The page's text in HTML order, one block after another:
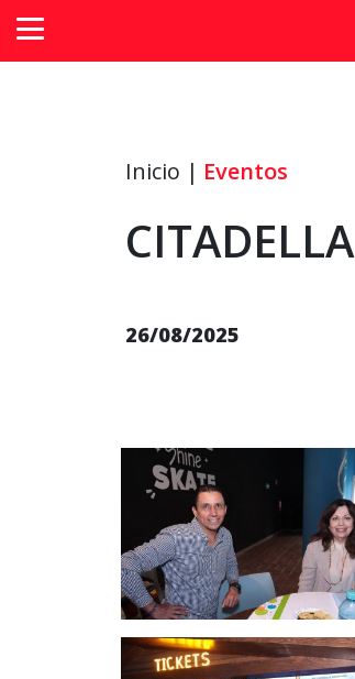
Inicio | Eventos
CITADELLA
26/08/2025